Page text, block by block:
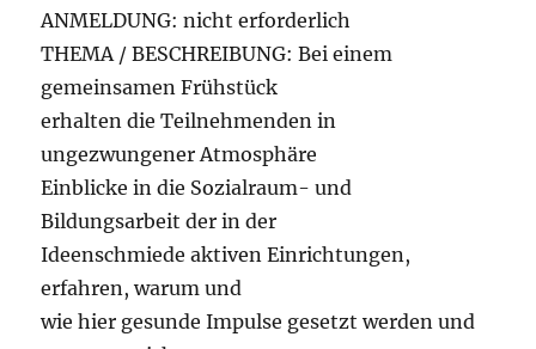
ANMELDUNG: nicht erforderlich
THEMA / BESCHREIBUNG: Bei einem
gemeinsamen Frühstück
erhalten die Teilnehmenden in
ungezwungener Atmosphäre
Einblicke in die Sozialraum- und
Bildungsarbeit der in der
Ideenschmiede aktiven Einrichtungen,
erfahren, warum und
wie hier gesunde Impulse gesetzt werden und